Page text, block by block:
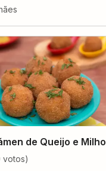
de Queijo e Milho
votos)